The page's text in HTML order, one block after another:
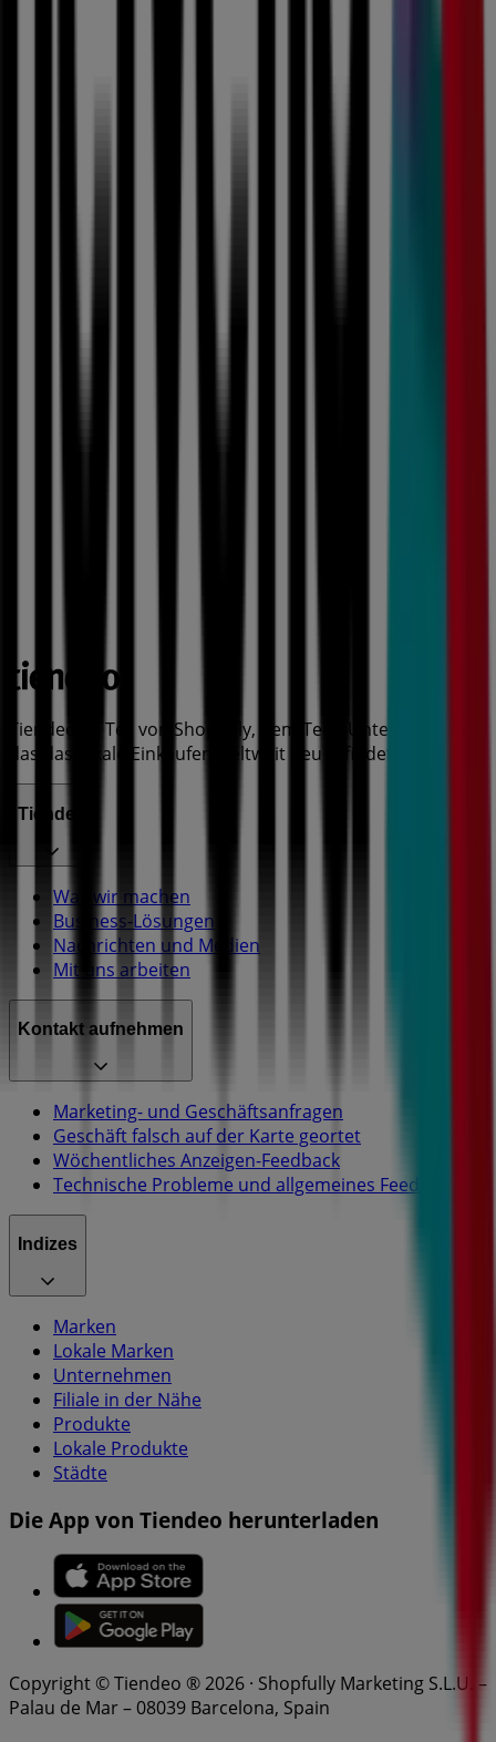
Tiendeo ist Teil von Shopfully, dem Tech-Unternehmen,
das das lokale Einkaufen weltweit neu erfindet.
Tiendeo
Was wir machen
Business-Lösungen
Nachrichten und Medien
Mit uns arbeiten
Kontakt aufnehmen
Marketing- und Geschäftsanfragen
Geschäft falsch auf der Karte geortet
Wöchentliches Anzeigen-Feedback
Technische Probleme und allgemeines Feedback
Indizes
Marken
Lokale Marken
Unternehmen
Filiale in der Nähe
Produkte
Lokale Produkte
Städte
Die App von Tiendeo herunterladen
Copyright © Tiendeo ® 2026 · Shopfully Marketing S.L.U. –
Palau de Mar – 08039 Barcelona, Spain